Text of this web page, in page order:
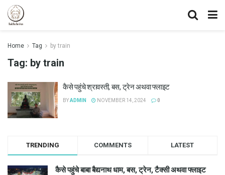
Home Tag by train
Tag: by train
कैसे पहुंचे श्रावस्ती, बस, ट्रेन अथवा फ्लाइट
BYADMIN NOVEMBER 14, 2024 0
TRENDING COMMENTS LATEST
कैसे पहुंचे बाबा बैद्यनाथ धाम, बस, ट्रेन, टैक्सी अथवा फ्लाइट